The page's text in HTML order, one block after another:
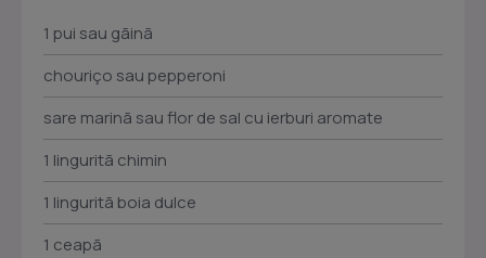
1 pui sau gãinã
chouriço sau pepperoni
sare marinã sau flor de sal cu ierburi aromate
1 linguritã chimin
1 linguritã boia dulce
1 ceapã